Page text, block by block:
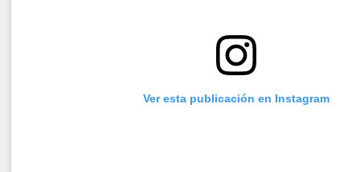
Ver esta publicación en Instagram